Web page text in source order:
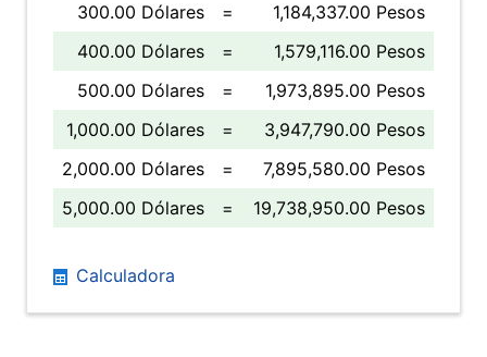
300.00 Dólares
=
1,184,337.00 Pesos
400.00 Dólares
=
1,579,116.00 Pesos
500.00 Dólares
=
1,973,895.00 Pesos
1,000.00 Dólares
=
3,947,790.00 Pesos
2,000.00 Dólares
=
7,895,580.00 Pesos
5,000.00 Dólares
= 19,738,950.00 Pesos
Calculadora